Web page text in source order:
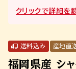
福岡県産 シ
送料込み 産地直